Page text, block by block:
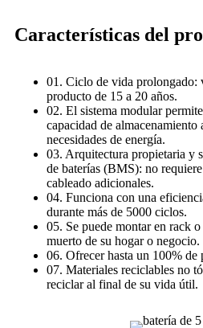
Características del
01. Ciclo de vida prolongado:
producto de 15 a 20 años.
02. El sistema modular
capacidad de almacenamiento
necesidades de energía.
03. Arquitectura propietaria y
de baterías (BMS): no
cableado adicionales.
04. Funciona con una
durante más de 5000 ciclos.
05. Se puede montar en rack
muerto de su hogar o negocio.
06. Ofrecer hasta un 100% de
07. Materiales reciclables no
reciclar al final de su vida útil.